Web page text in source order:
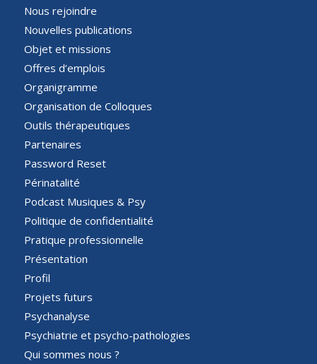
Nous rejoindre
Nouvelles publications
Objet et missions
Offres d’emplois
Organigramme
Organisation de Colloques
Outils thérapeutiques
Partenaires
Password Reset
Périnatalité
Podcast Musiques & Psy
Politique de confidentialité
Pratique professionnelle
Présentation
Profil
Projets futurs
Psychanalyse
Psychiatrie et psycho-pathologies
Qui sommes nous ?